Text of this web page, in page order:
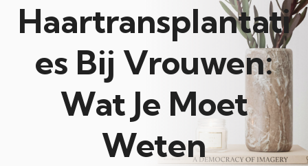
Haartransplantati
es Bij Vrouwen:
Wat Je Moet
Weten